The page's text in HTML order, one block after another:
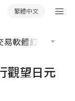
繁體中文
易軟體訂單流
觀望日元